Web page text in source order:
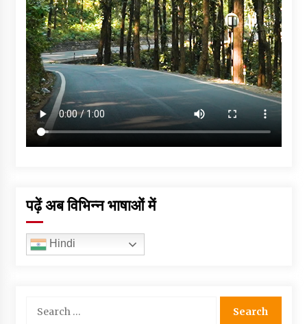
पढ़ें अब विभिन्न भाषाओं में
Hindi
for: